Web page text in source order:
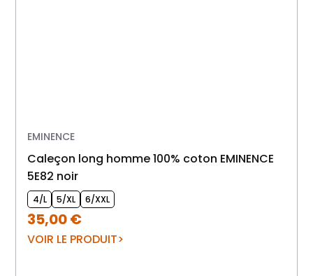
EMINENCE
caleçon long homme 100% coton EMINENCE
5E82 noir
4/L 5/XL 6/XXL
35,00€
VOIR LE PRODUIT